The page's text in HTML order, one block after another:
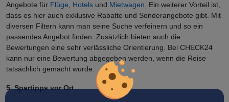
Angebote für Flüge Hotels und Mietwagen . Ein weiterer Vorteil ist,
dass es hier auch exklusive Rabatte und Sonderangebote gibt. Mit
diversen Filtern kann man seine Suche verfeinern und so ein
passendes Angebot finden. Zusätzlich bieten auch die
Bewertungen eine sehr verlässliche Orientierung. Bei CHECK24
kann nur eine Bewertung abgegeben werden, wenn die Reise
tatsächlich gemacht wurde.
5. Spartipps vor Ort